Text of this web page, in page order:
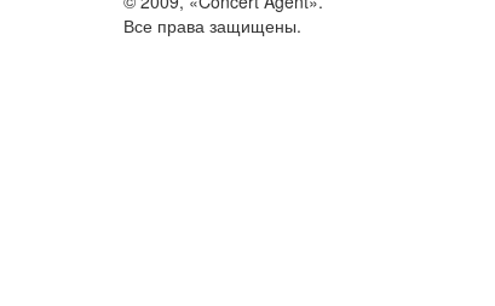
Все права защищены.